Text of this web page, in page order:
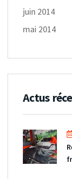
juin 2014
mai 2014
Actus